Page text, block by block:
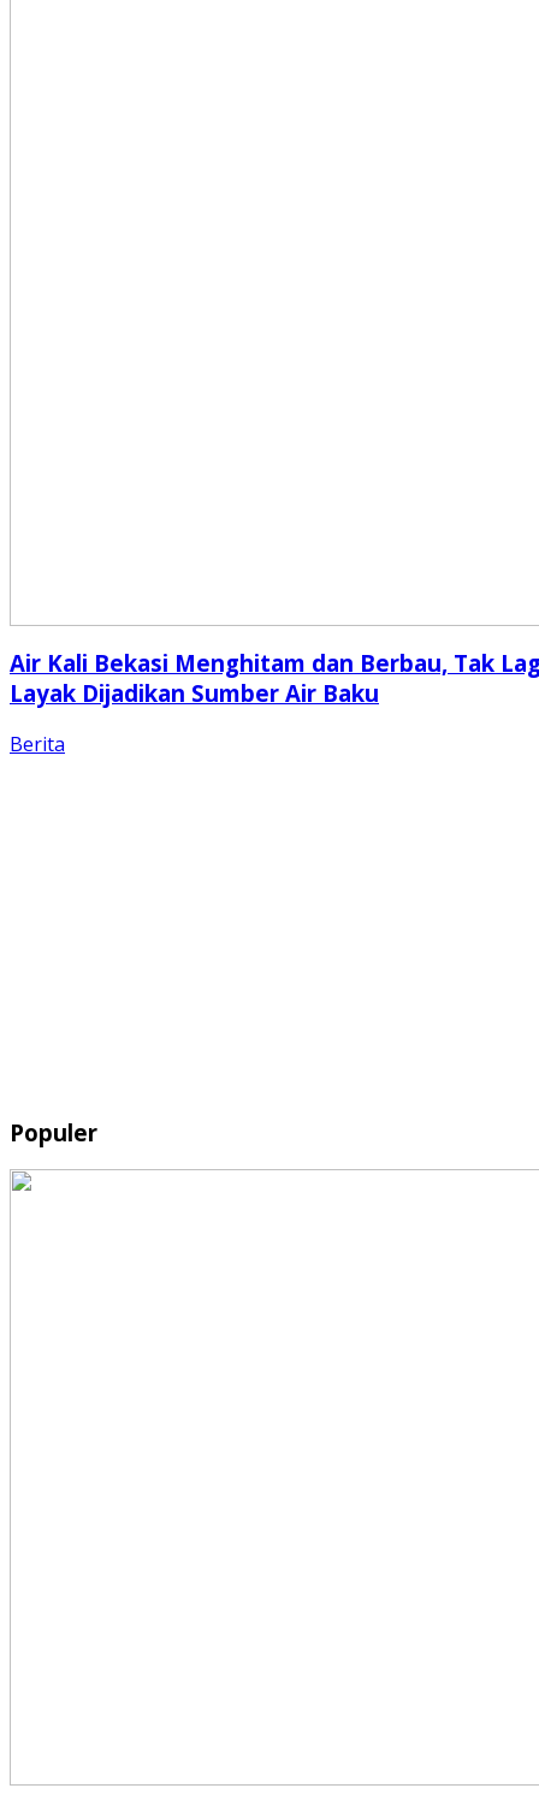
Air Kali Bekasi Menghitam dan Berbau, Tak
Layak Dijadikan Sumber Air Baku
Berita
Populer